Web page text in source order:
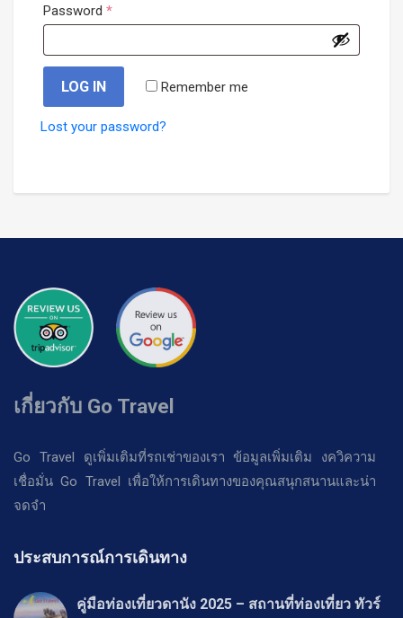
Password *Required
LOG IN Remember me
Lost your password?
เกี่ยวกับ Go Travel
Go Travel ดูเพิ่มเติมที่รถเช่าของเรา ข้อมูลเพิ่มเติม งควิความ
เชื่อมั่น Go Travel เพื่อให้การเดินทางของคุณสนุกสนานและน่า
จดจำ
ประสบการณ์การเดินทาง
คู่มือท่องเที่ยวดานัง 2025 – สถานที่ท่องเที่ยว ทัวร์